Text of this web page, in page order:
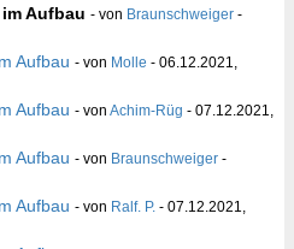
Aufbau - von Braunschweiger -
Aufbau - von Molle - 06.12.2021,
Aufbau - von Achim-Rüg - 07.12.2021,
Aufbau - von Braunschweiger -
Aufbau - von Ralf. P. - 07.12.2021,